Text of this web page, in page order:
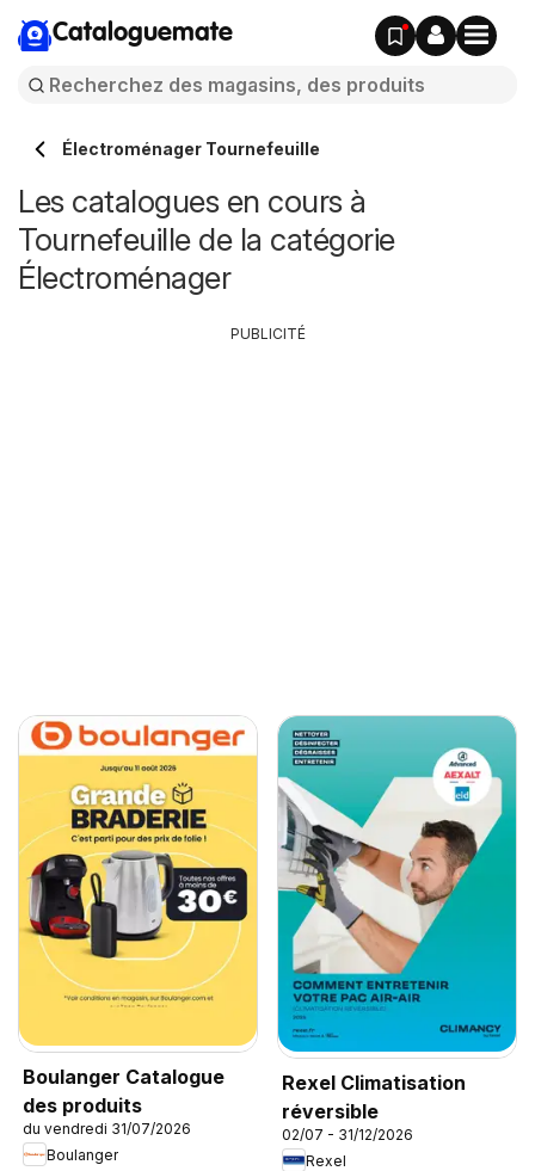
Cataloguemate
Électroménager Tournefeuille
Les catalogues en cours à
Tournefeuille de la catégorie
Électroménager
Boulanger Catalogue
des produits
du vendredi 31/07/2026
Boulanger
Rexel Climatisation
réversible
02/07 - 31/12/2026
Rexel
PUBLICITÉ